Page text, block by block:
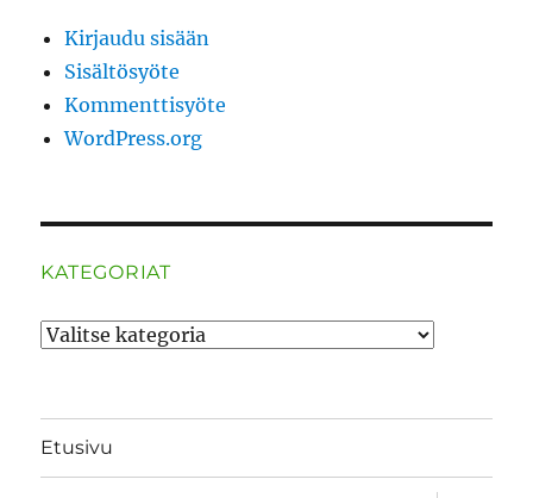
Kirjaudu sisään
Sisältösyöte
Kommenttisyöte
WordPress.org
KATEGORIAT
Kategoriat
Etusivu